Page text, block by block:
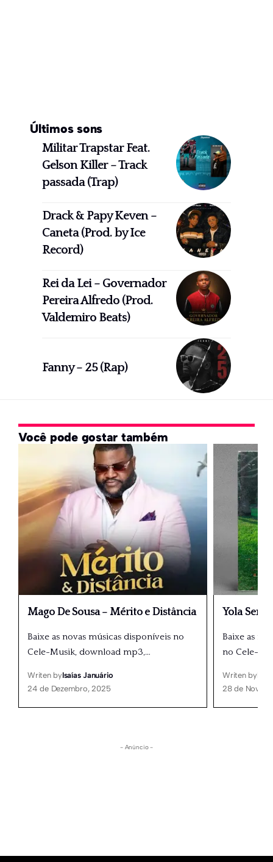
Últimos sons
Militar Trapstar Feat.
Gelson Killer – Track
passada (Trap)
Drack & Papy Keven –
Caneta (Prod. by Ice
Record)
Rei da Lei – Governador
Pereira Alfredo (Prod.
Valdemiro Beats)
Fanny – 25 (Rap)
Você pode gostar também
Mago De Sousa – Mérito e Distância
Baixe as novas músicas disponíveis no
Cele-Musik, download mp3,…
Writen byIsaías Januário
24 de Dezembro, 2025
Yola
Baixe as
no Cele-
Writen by
28 de
- Anúncio -